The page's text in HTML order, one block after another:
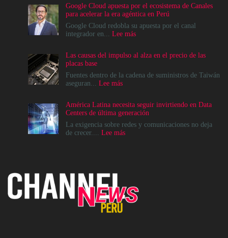
Google Cloud apuesta por el ecosistema de Canales
para acelerar la era agéntica en Perú
Google Cloud redobla su apuesta por el canal
integrador en... Lee más:
apuesta
el
para
acelerar
la
Las causas del impulso al alza en el precio de las
placas base
Fuentes dentro de la cadena de suministros de Taiwán
aseguran... Lee más:
del
impulso
al
alza
base
América Latina necesita seguir invirtiendo en Data
Centers de última generación
La exigencia sobre redes y comunicaciones no deja
de crecer.... Lee más:
Data
Centers
de